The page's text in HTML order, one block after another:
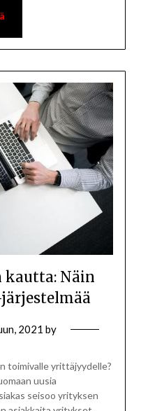
kautta: Näin
2021 by
toimivalle yrittäjyydelle?
uusia
seisoo yrityksen